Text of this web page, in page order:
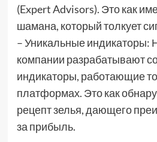
(Expert Advisors). Это как
шамана, который толкует
– Уникальные индикаторы:
компании разрабатывают
индикаторы, работающие
платформах. Это как
рецепт зелья, дающего
за прибыль.